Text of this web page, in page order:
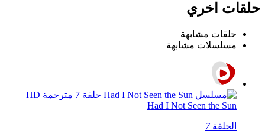
حلقات اخري
حلقات مشابهة
مسلسلات مشابهة
Had I Not Seen the Sun
الحلقة7